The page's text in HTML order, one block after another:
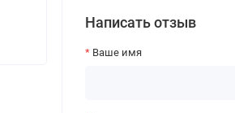
Написать отзыв
Ваше имя